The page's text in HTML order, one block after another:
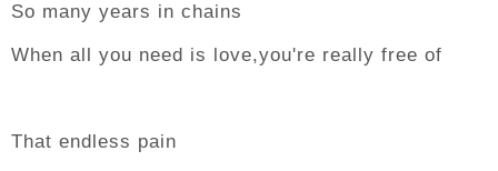
So many years in chains
When all you need is love,you're really free of
That endless pain